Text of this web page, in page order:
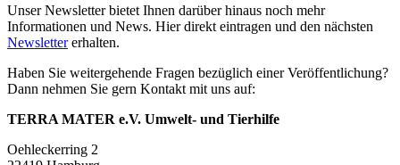
Unser Newsletter bietet Ihnen darüber hinaus noch mehr
Informationen und News. Hier direkt eintragen und den nächsten
Newslettererhalten.
Haben Sie weitergehende Fragen bezüglich einer Veröffentlichung?
Dann nehmen Sie gern Kontakt mit uns auf:
TERRA MATER e.V. Umwelt- und Tierhilfe
Oehleckerring 2